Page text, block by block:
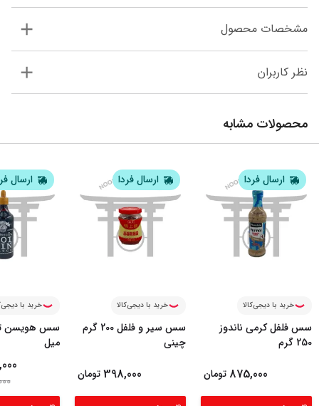
مشخصات محصول
نظر کاربران
محصولات مشابه
ارسال فردا
خرید با دیجی‌کالا
سس فلفل کرمی ناندوز
250 گرم
875,000 تومان
ارسال فردا
خرید با دیجی‌کالا
سس سیر و فلفل 200 گرم
چینی
398,000 تومان
ارسال
خرید با
میل